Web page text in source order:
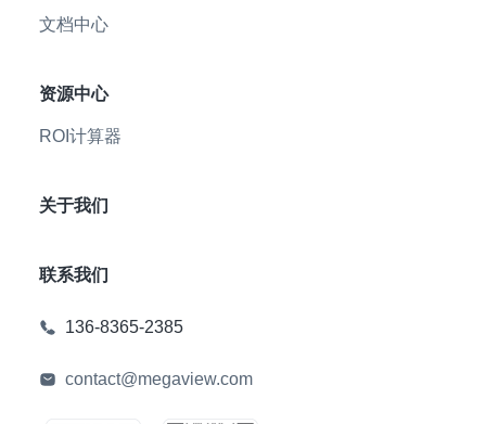
文档中心
资源中心
ROI计算器
关于我们
联系我们
136-8365-2385
contact@megaview.com